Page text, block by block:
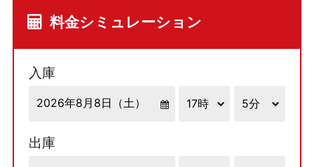
料金シミュレーション
入庫
出庫